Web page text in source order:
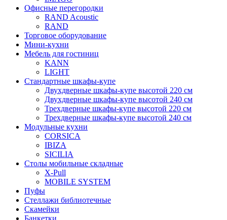
Офисные перегородки
RAND Acoustic
RAND
Торговое оборудование
Мини-кухни
Мебель для гостиниц
KANN
LIGHT
Стандартные шкафы-купе
Двухдверные шкафы-купе высотой 220 см
Двухдверные шкафы-купе высотой 240 см
Трехдверные шкафы-купе высотой 220 см
Трехдверные шкафы-купе высотой 240 см
Модульные кухни
CORSICA
IBIZA
SICILIA
Столы мобильные складные
X-Pull
MOBILE SYSTEM
Пуфы
Стеллажи библиотечные
Скамейки